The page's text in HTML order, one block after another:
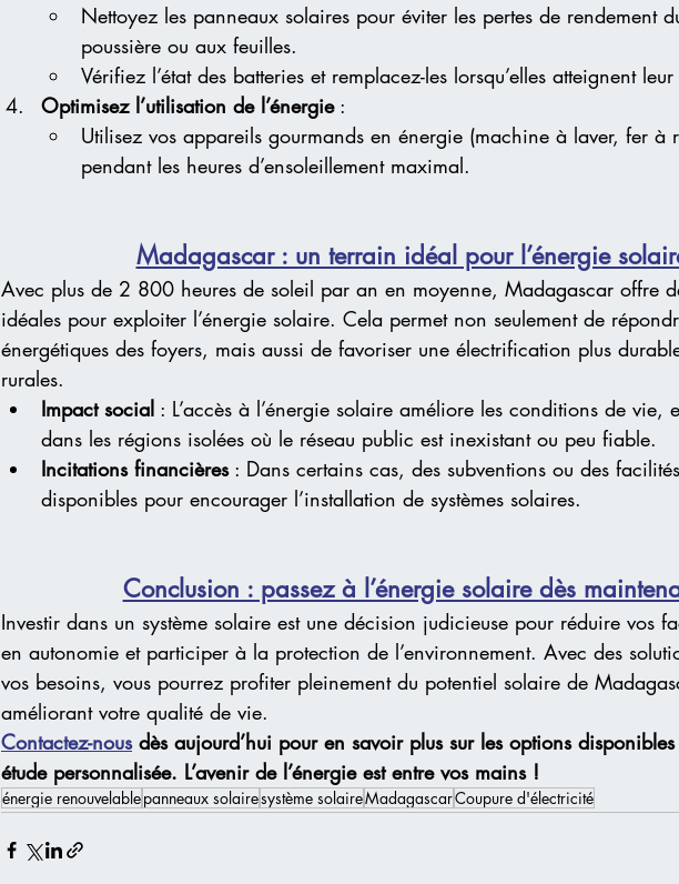
Nettoyez les panneaux solaires pour éviter les pertes de rendement
poussière ou aux feuilles.
Vérifiez l’état des batteries et remplacez-les lorsqu’elles atteignent
Optimisez l’utilisation de l’énergie :
Utilisez vos appareils gourmands en énergie (machine à laver, fer à
pendant les heures d’ensoleillement maximal.
Madagascar : un terrain idéal pour l’énergie
Avec plus de 2 800 heures de soleil par an en moyenne, Madagascar offre
idéales pour exploiter l’énergie solaire. Cela permet non seulement de
énergétiques des foyers, mais aussi de favoriser une électrification plus
rurales.
Impact social : L’accès à l’énergie solaire améliore les conditions de vie,
dans les régions isolées où le réseau public est inexistant ou peu fiable.
Incitations financières : Dans certains cas, des subventions ou des
disponibles pour encourager l’installation de systèmes solaires.
Conclusion : passez à l’énergie solaire dès
Investir dans un système solaire est une décision judicieuse pour réduire vos
en autonomie et participer à la protection de l’environnement. Avec des
vos besoins, vous pourrez profiter pleinement du potentiel solaire de
améliorant votre qualité de vie.
Contactez-nous dès aujourd’hui pour en savoir plus sur les options
étude personnalisée. L’avenir de l’énergie est entre vos mains !
énergie renouvelablepanneaux solairesystème solaireMadagascarCoupure d'électricité